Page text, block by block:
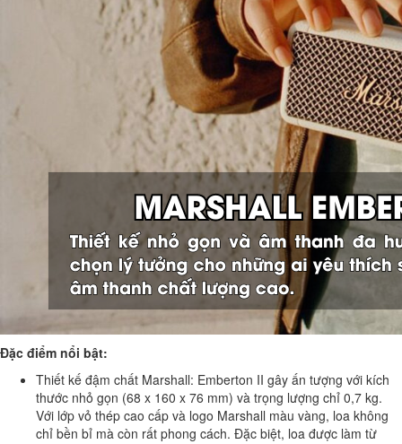
Đặc điểm nổi bật:
Thiết kế đậm chất Marshall: Emberton II gây ấn tượng với kích
thước nhỏ gọn (68 x 160 x 76 mm) và trọng lượng chỉ 0,7 kg.
Với lớp vỏ thép cao cấp và logo Marshall màu vàng, loa không
chỉ bền bỉ mà còn rất phong cách. Đặc biệt, loa được làm từ